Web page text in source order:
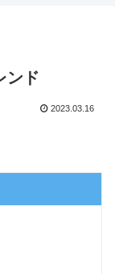
ンド
2023.03.16